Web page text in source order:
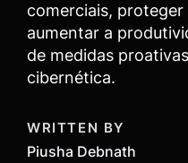
comerciais,
aumentar a
de medidas
cibernética.
WRITTEN BY
Piusha Debnath